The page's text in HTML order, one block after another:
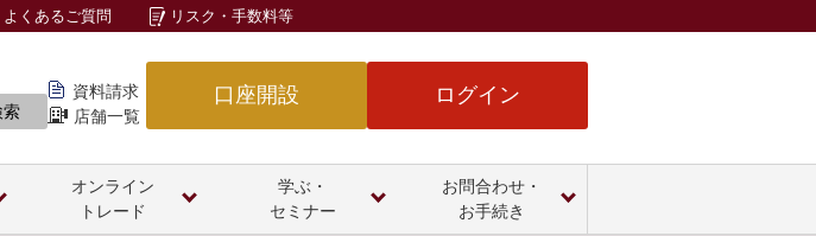
索
資料請求
店舗一覧
口座開設 ログイン
よくあるご質問 リスク・手数料等
オンライン
トレード
学ぶ・
セミナー
お問合わせ・
お手続き